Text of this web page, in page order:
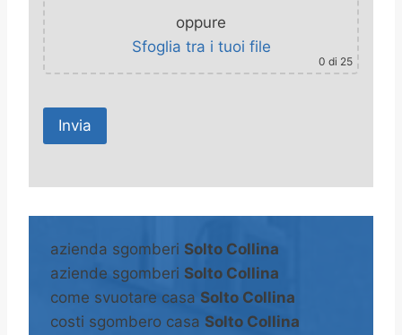
oppure
Sfoglia tra i tuoi file
0 di 25
A
e
n
a
azienda sgomberi Solto Collina
aziende sgomberi Solto Collina
come svuotare casa Solto Collina
costi sgombero casa Solto Collina